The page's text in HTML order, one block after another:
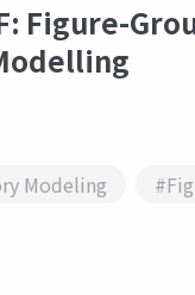
Figure-
Modeling